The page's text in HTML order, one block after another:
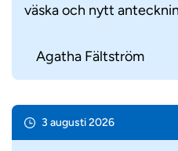
väska och nytt
Agatha Fältström
3 augusti 2026